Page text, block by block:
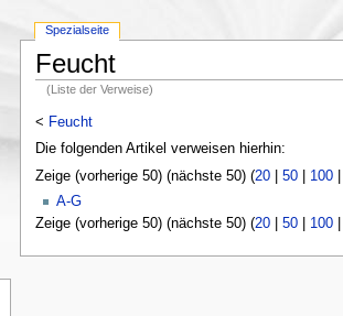
Feucht
(Liste der Verweise)
< Feucht
Die folgenden Artikel verweisen hierhin:
Zeige (vorherige 50) (nächste 50) (20| 50| 100
A-G
Zeige (vorherige 50) (nächste 50) (20| 50| 100
Spezialseite